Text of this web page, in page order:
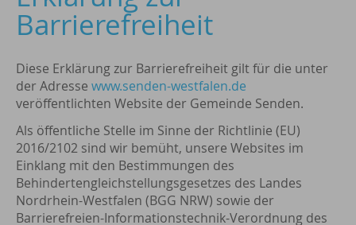
Barrierefreiheit
Diese Erklärung zur Barrierefreiheit gilt für die unter
der Adresse www.senden-westfalen.de
veröffentlichten Website der Gemeinde Senden.
Als öffentliche Stelle im Sinne der Richtlinie (EU)
2016/2102 sind wir bemüht, unsere Websites im
Einklang mit den Bestimmungen des
Behindertengleichstellungsgesetzes des Landes
Nordrhein-Westfalen (BGG NRW) sowie der
Barrierefreien-Informationstechnik-Verordnung des